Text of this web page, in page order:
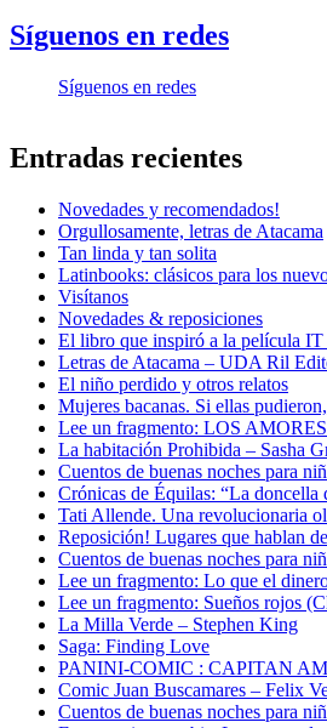
Síguenos en redes
Síguenos en redes
Entradas recientes
Novedades y recomendados!
Orgullosamente, letras de Atacama
Tan linda y tan solita
Latinbooks: clásicos para los
Visítanos
Novedades & reposiciones
El libro que inspiró a la película
Letras de Atacama – UDA Ril
El niño perdido y otros relatos
Mujeres bacanas. Si ellas
Lee un fragmento: LOS
La habitación Prohibida – Sasha
Cuentos de buenas noches para
Crónicas de Équilas: “La doncella
Tati Allende. Una revolucionaria
Reposición! Lugares que hablan
Cuentos de buenas noches para
Lee un fragmento: Lo que el
Lee un fragmento: Sueños rojos
La Milla Verde – Stephen King
Saga: Finding Love
PANINI-COMIC : CAPITAN
Comic Juan Buscamares – Felix
Cuentos de buenas noches para